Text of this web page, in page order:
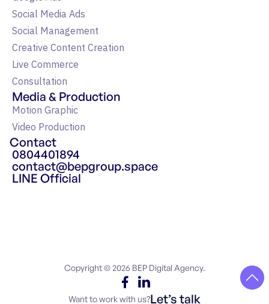
Social Media Ads
Social Management
Creative Content Creation
Live Commerce
Consultation
Media & Production
Motion Graphic
Video Production
Contact
0804401894
contact@bepgroup.space
LINE Official
Copyright © 2026 BEP Digital Agency.
Want to work with us?Let’s talk